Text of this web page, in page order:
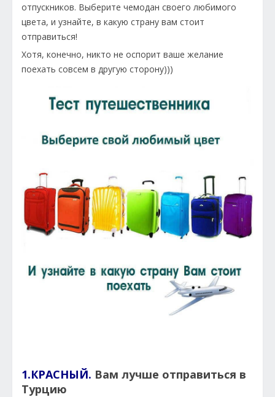
отпускников. Выберите чемодан своего любимого
цвета, и узнайте, в какую страну вам стоит
отправиться!
Хотя, конечно, никто не оспорит ваше желание
поехать совсем в другую сторону)))
1.КРАСНЫЙ. Вам лучше отправиться в
Турцию